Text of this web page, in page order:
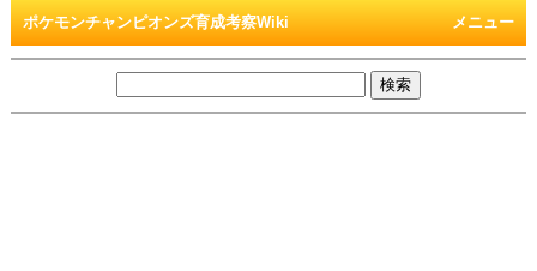
メニュー
ポケモンチャンピオンズ育成考察Wiki